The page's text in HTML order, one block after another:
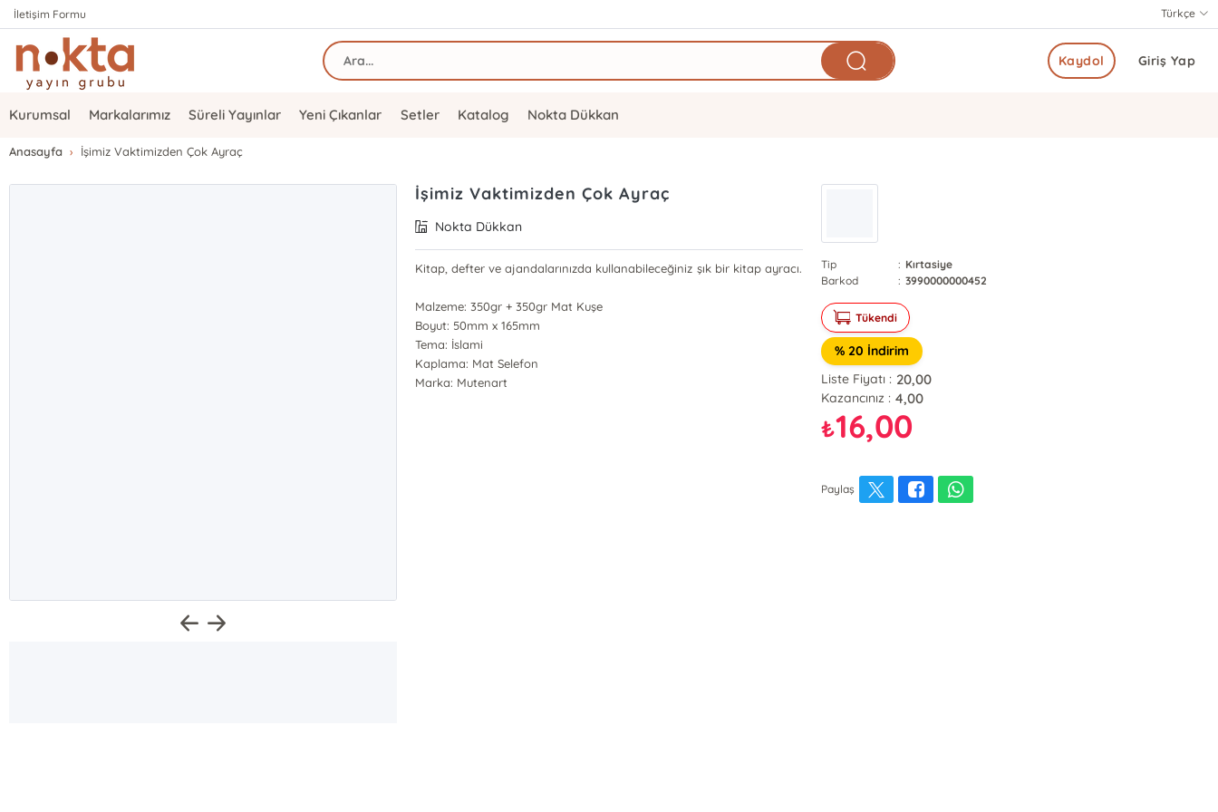
İletişim Formu Türkçe
Giriş Yap
Kaydol
Kurumsal Markalarımız Süreli Yayınlar Yeni Çıkanlar Setler Katalog Nokta Dükkan
Anasayfa İşimiz Vaktimizden Çok Ayraç
İşimiz Vaktimizden Çok Ayraç
Nokta Dükkan
Kitap, defter ve ajandalarınızda kullanabileceğiniz şık bir kitap ayracı.
Malzeme: 350gr + 350gr Mat Kuşe
Boyut: 50mm x 165mm
Tema: İslami
Kaplama: Mat Selefon
Marka: Mutenart
Tip : Kırtasiye
Barkod
: 3990000000452
Tükendi
% 20 İndirim
Liste Fiyatı : 20,00
Kazancınız : 4,00
₺16,00
Paylaş